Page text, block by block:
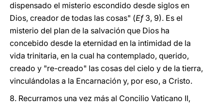
dispensado el misterio escondido desde siglos en
Dios, creador de todas las cosas" (Ef 3, 9). Es el
misterio del plan de la salvación que Dios ha
concebido desde la eternidad en la intimidad de la
vida trinitaria, en la cual ha contemplado, querido,
creado y "re-creado" las cosas del cielo y de la tierra,
vinculándolas a la Encarnación y, por eso, a Cristo.
8. Recurramos una vez más al Concilio Vaticano II,